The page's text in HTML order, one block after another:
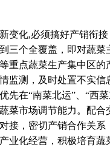
变化,必须搞好产销衔
三个全覆盖，即对蔬
重点蔬菜生产集中区
监测，及时处置不实
先在“南菜北运”、“西
菜市场调节能力。配
接，密切产销合作关
业化经营，积极培育